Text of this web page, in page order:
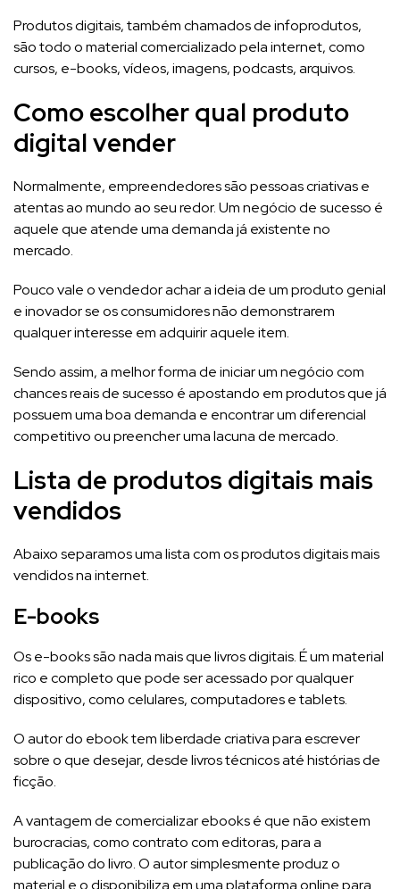
Produtos digitais, também chamados de infoprodutos,
são todo o material comercializado pela internet, como
cursos, e-books, vídeos, imagens, podcasts, arquivos.
Como escolher qual produto
digital vender
Normalmente, empreendedores são pessoas criativas e
atentas ao mundo ao seu redor. Um negócio de sucesso é
aquele que atende uma demanda já existente no
mercado.
Pouco vale o vendedor achar a ideia de um produto genial
e inovador se os consumidores não demonstrarem
qualquer interesse em adquirir aquele item.
Sendo assim, a melhor forma de iniciar um negócio com
chances reais de sucesso é apostando em produtos que já
possuem uma boa demanda e encontrar um diferencial
competitivo ou preencher uma lacuna de mercado.
Lista de produtos digitais mais
vendidos
Abaixo separamos uma lista com os produtos digitais mais
vendidos na internet.
E-books
Os e-books são nada mais que livros digitais. É um material
rico e completo que pode ser acessado por qualquer
dispositivo, como celulares, computadores e tablets.
O autor do ebook tem liberdade criativa para escrever
sobre o que desejar, desde livros técnicos até histórias de
ficção.
A vantagem de comercializar ebooks é que não existem
burocracias, como contrato com editoras, para a
publicação do livro. O autor simplesmente produz o
material e o disponibiliza em uma plataforma online para